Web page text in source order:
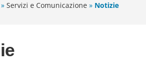
» Servizi e Comunicazione » Notizie